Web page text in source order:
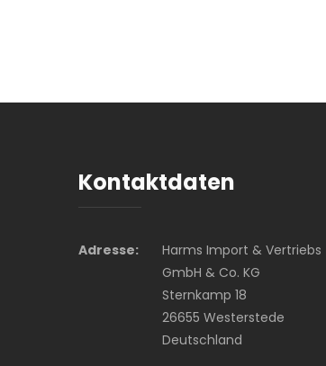
Kontaktdaten
Adresse:
Harms Import & Vertriebs
GmbH & Co. KG
Sternkamp 18
26655 Westerstede
Deutschland